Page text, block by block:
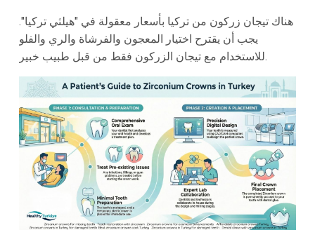
هناك تيجان زركون من تركيا بأسعار معقولة في "هيلثي تركيا".
يجب أن يقترح اختيار المعجون والفرشاة والري والفلو
للاستخدام مع تيجان الزركون فقط من قبل طبيب خبير.